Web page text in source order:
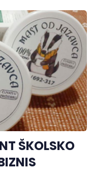
ŠKOLSKO